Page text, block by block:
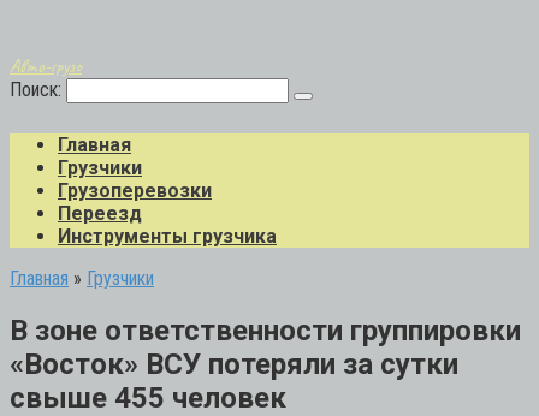
Авто-грузо
Поиск:
Главная
Грузчики
Грузоперевозки
Переезд
Инструменты грузчика
Главная » Грузчики
В зоне ответственности группировки
«Восток» ВСУ потеряли за сутки
свыше 455 человек